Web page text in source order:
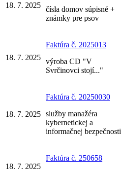
18. 7. 2025 čísla domov súpisné +
známky pre psov
18. 7. 2025
Faktúra č. 2025013
výroba CD "V
Svrčinovci stojí..."
18. 7. 2025
Faktúra č. 20250030
služby manažéra
kybernetickej a
informačnej bezpečnosti
18. 7. 2025
Faktúra č. 250658